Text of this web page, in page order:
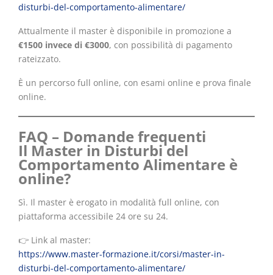
disturbi-del-comportamento-alimentare/
Attualmente il master è disponibile in promozione a
€1500 invece di €3000, con possibilità di pagamento
rateizzato.
È un percorso full online, con esami online e prova finale
online.
FAQ – Domande frequenti
Il Master in Disturbi del
Comportamento Alimentare è
online?
Sì. Il master è erogato in modalità full online, con
piattaforma accessibile 24 ore su 24.
👉 Link al master:
https://www.master-formazione.it/corsi/master-in-
disturbi-del-comportamento-alimentare/